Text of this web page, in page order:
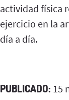
actividad física
ejercicio en la
día a día.
PUBLICADO: 15